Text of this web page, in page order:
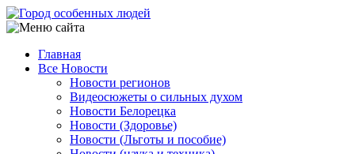
Перейти
к
содержанию
Main
navigation
Главная
Все Новости
Новости регионов
Видеосюжеты о сильных духом
Новости Белорецка
Новости (Здоровье)
Новости (Льготы и пособие)